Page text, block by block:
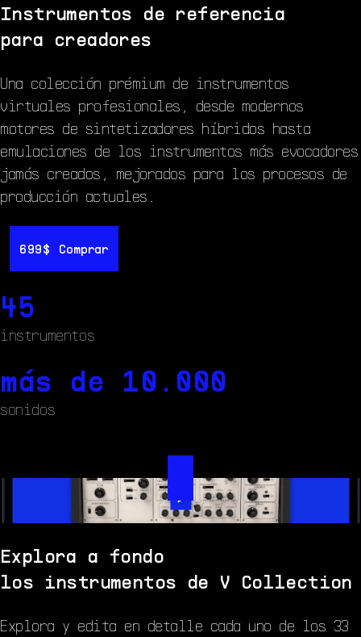
Instrumentos de referencia
para creadores
Una colección prémium de instrumentos
virtuales profesionales, desde modernos
motores de sintetizadores híbridos hasta
emulaciones de los instrumentos más evocadores
jamás creados, mejorados para los procesos de
producción actuales.
699$ Comprar
699$ Comprar
45
instrumentos
más de 10.000
sonidos
Explora a fondo
los instrumentos de V Collection
Explora y edita en detalle cada uno de los 33